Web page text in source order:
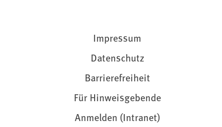
Impressum
Datenschutz
Barrierefreiheit
Für Hinweisgebende
Anmelden (Intranet)